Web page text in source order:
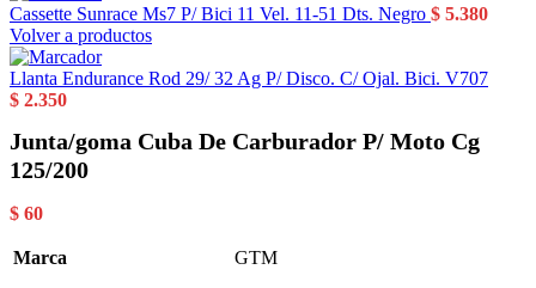
Cassette Sunrace Ms7 P/ Bici 11 Vel. 11-51 Dts. Negro $ 5.380
Volver a productos
Llanta Endurance Rod 29/ 32 Ag P/ Disco. C/ Ojal. Bici. V707
$ 2.350
Junta/goma Cuba De Carburador P/ Moto Cg
125/200
$ 60
Marca GTM